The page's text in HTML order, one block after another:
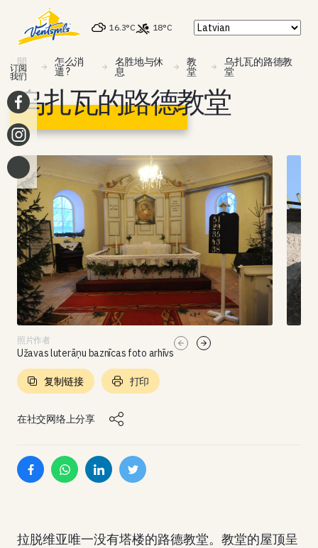
16.3°C 18°C
開
始
怎么消
遣 ?
名胜地与休
息
教
堂
乌扎瓦的路德教
堂
乌扎瓦的路德教堂
照片作者
Užavas luterāņu baznīcas foto arhīvs
在社交网络上分享
复制链接 打印
拉脱维亚唯一没有塔楼的路德教堂。教堂的屋顶呈
订阅
我们